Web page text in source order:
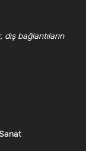
bağlantıların